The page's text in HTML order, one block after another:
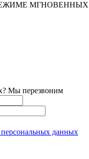
Мы перезвоним
персональных данных